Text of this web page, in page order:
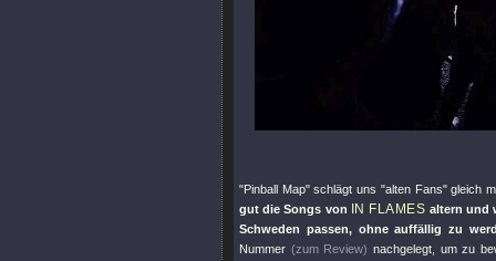
"Pinball Map"schlägt uns "alten Fans"gleich
gut die Songs von
IN FLAMES altern und
Schweden passen, ohne auffällig zu
Nummer (zum Review) nachgelegt, um zu